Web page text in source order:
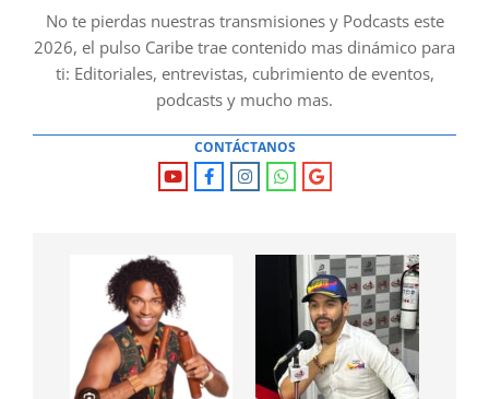
No te pierdas nuestras transmisiones y Podcasts este
2026, el pulso Caribe trae contenido mas dinámico para
ti: Editoriales, entrevistas, cubrimiento de eventos,
podcasts y mucho mas.
CONTÁCTANOS